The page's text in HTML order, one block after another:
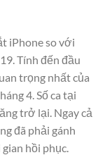
iPhone so với
Tính đến đầu
trọng nhất của
4. Số ca tại
trở lại. Ngay cả
đã phải gánh
hồi phục.